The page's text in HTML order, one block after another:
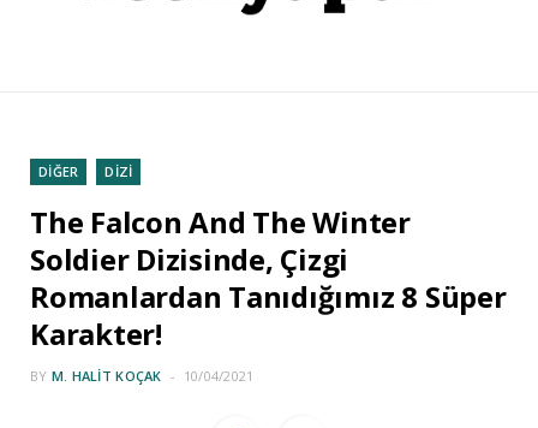
DİĞER DİZİ
The Falcon And The Winter
Soldier Dizisinde, Çizgi
Romanlardan Tanıdığımız 8 Süper
Karakter!
BY M. HALIT KOÇAK 10/04/2021